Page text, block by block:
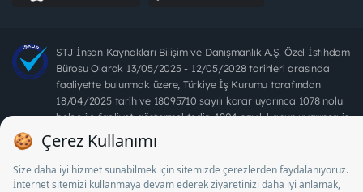
STJ İnsan Kaynakları Bilişim ve Danışmanlık A.Ş. Özel İstihdam
Bürosu Olarak 13/05/2025 - 12/05/2028 tarihleri arasında
faaliyette bulunmak üzere, Türkiye İş Kurumu tarafından
18/04/2025 tarih ve 18095710 sayılı karar uyarınca 1078 nolu
belge ile faaliyet göstermektedir. 4904 sayılı kanun uyarınca iş
arayanlardan ücret alınması yasaktır.